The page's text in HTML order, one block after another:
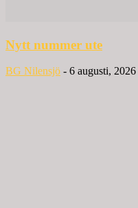
Nytt nummer ute
BG Nilensjö - 6 augusti, 2026